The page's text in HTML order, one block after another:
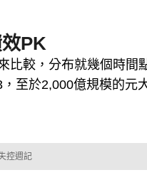
PK
比較，分布就幾個時
至於2,000億規模的
控週記